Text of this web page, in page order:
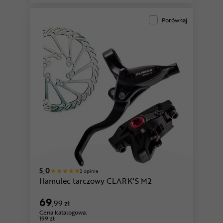
Porównaj
5,0 2 opinie
Hamulec tarczowy CLARK'S M2
69,99 zł
Cena katalogowa:
199 zł